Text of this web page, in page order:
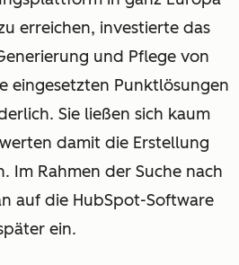
erreichen, investierte das
und Pflege von
eingesetzten Punktlösungen
Sie ließen sich kaum
damit die Erstellung
Im Rahmen der Suche nach
auf die HubSpot-Software
ein.